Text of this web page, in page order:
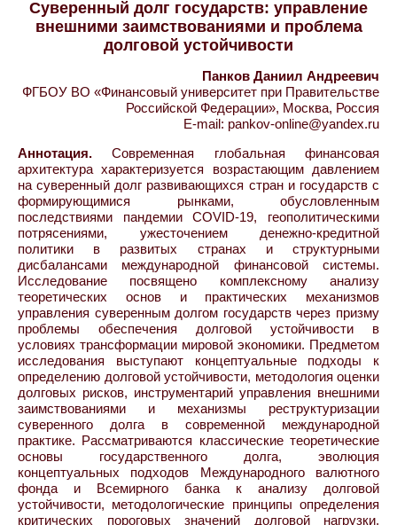
Суверенный долг государств: управление
внешними заимствованиями и проблема
долговой устойчивости
Панков Даниил Андреевич
ФГБОУ ВО «Финансовый университет при Правительстве
Российской Федерации», Москва, Россия
E-mail: pankov-online@yandex.ru
Аннотация. Современная глобальная финансовая
архитектура характеризуется возрастающим давлением
на суверенный долг развивающихся стран и государств с
формирующимися рынками, обусловленным
последствиями пандемии COVID-19, геополитическими
потрясениями, ужесточением денежно-кредитной
политики в развитых странах и структурными
дисбалансами международной финансовой системы.
Исследование посвящено комплексному анализу
теоретических основ и практических механизмов
управления суверенным долгом государств через призму
проблемы обеспечения долговой устойчивости в
условиях трансформации мировой экономики. Предметом
исследования выступают концептуальные подходы к
определению долговой устойчивости, методология оценки
долговых рисков, инструментарий управления внешними
заимствованиями и механизмы реструктуризации
суверенного долга в современной международной
практике. Рассматриваются классические теоретические
основы государственного долга, эволюция
концептуальных подходов Международного валютного
фонда и Всемирного банка к анализу долговой
устойчивости, методологические принципы определения
критических пороговых значений долговой нагрузки,